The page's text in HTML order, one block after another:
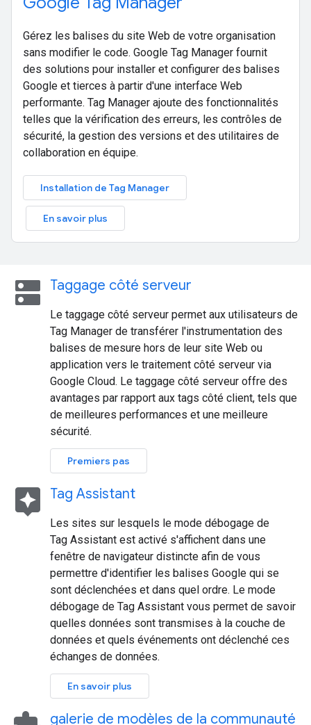
Gérez les balises du site Web de votre organisation
sans modifier le code. Google Tag Manager fournit
des solutions pour installer et configurer des balises
Google et tierces à partir d'une interface Web
performante. Tag Manager ajoute des fonctionnalités
telles que la vérification des erreurs, les contrôles de
sécurité, la gestion des versions et des utilitaires de
collaboration en équipe.
Installation de Tag Manager
En savoir plus
dns Taggage côté serveur
Le taggage côté serveur permet aux utilisateurs de
Tag Manager de transférer l'instrumentation des
balises de mesure hors de leur site Web ou
application vers le traitement côté serveur via
Google Cloud. Le taggage côté serveur offre des
avantages par rapport aux tags côté client, tels que
de meilleures performances et une meilleure
sécurité.
Premiers pas
assistant Tag Assistant
Les sites sur lesquels le mode débogage de
Tag Assistant est activé s'affichent dans une
fenêtre de navigateur distincte afin de vous
permettre d'identifier les balises Google qui se
sont déclenchées et dans quel ordre. Le mode
débogage de Tag Assistant vous permet de savoir
quelles données sont transmises à la couche de
données et quels événements ont déclenché ces
échanges de données.
En savoir plus
galerie de modèles de la communauté